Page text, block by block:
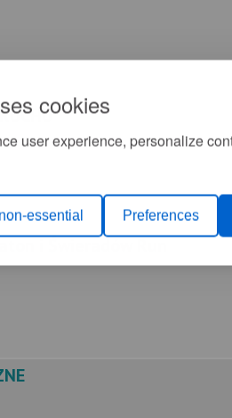
cookies
user experience, personalize
essential Preferences
i Świeradów Run